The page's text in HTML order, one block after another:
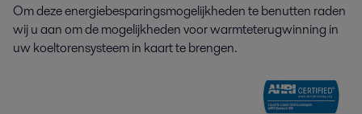
Om deze energiebesparingsmogelijkheden te benutten raden
wij u aan om de mogelijkheden voor warmteterugwinning in
uw koeltorensysteem in kaart te brengen.